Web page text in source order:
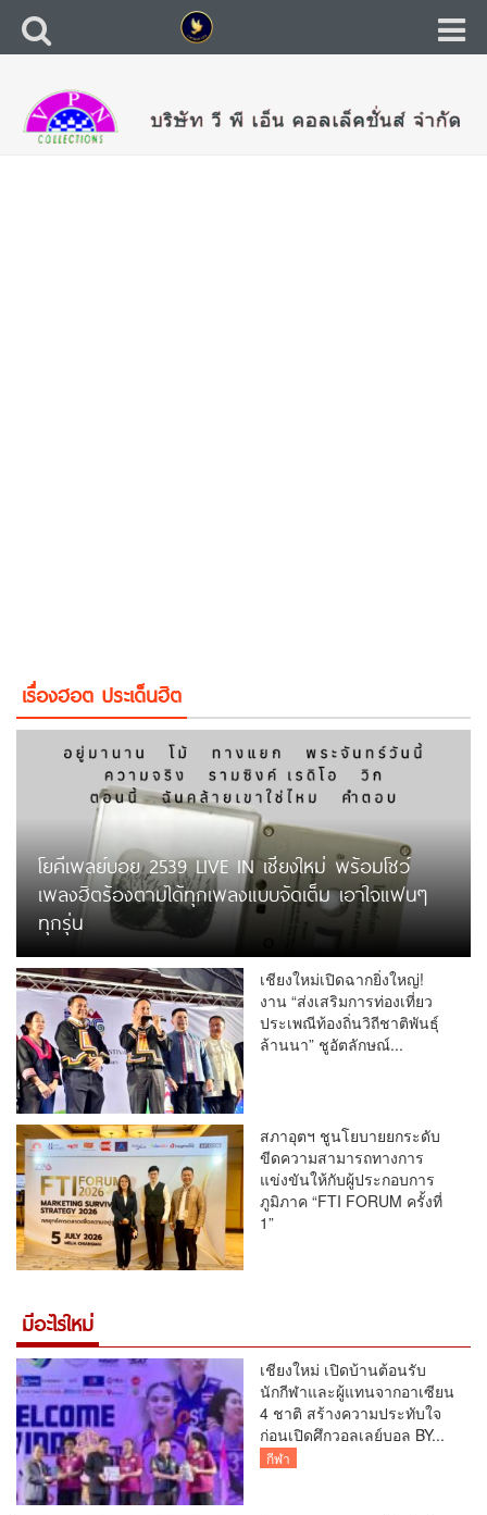
เรื่องฮอต ประเด็นฮิต
โยคีเพลย์บอย 2539 LIVE IN เชียงใหม่ พร้อมโชว์
เพลงฮิตร้องตามได้ทุกเพลงแบบจัดเต็ม เอาใจแฟนๆ
ทุกรุ่น
เชียงใหม่เปิดฉากยิ่งใหญ่!
งาน “ส่งเสริมการท่องเที่ยว
ประเพณีท้องถิ่นวิถีชาติพันธุ์
ล้านนา” ชูอัตลักษณ์...
สภาอุตฯ ชูนโยบายยกระดับ
ขีดความสามารถทางการ
แข่งขันให้กับผู้ประกอบการ
ภูมิภาค “FTI FORUM ครั้งที่
1”
มีอะไรใหม่
เชียงใหม่ เปิดบ้านต้อนรับ
นักกีฬาและผู้แทนจากอาเซียน
4 ชาติ สร้างความประทับใจ
ก่อนเปิดศึกวอลเลย์บอล BY...
กีฬา